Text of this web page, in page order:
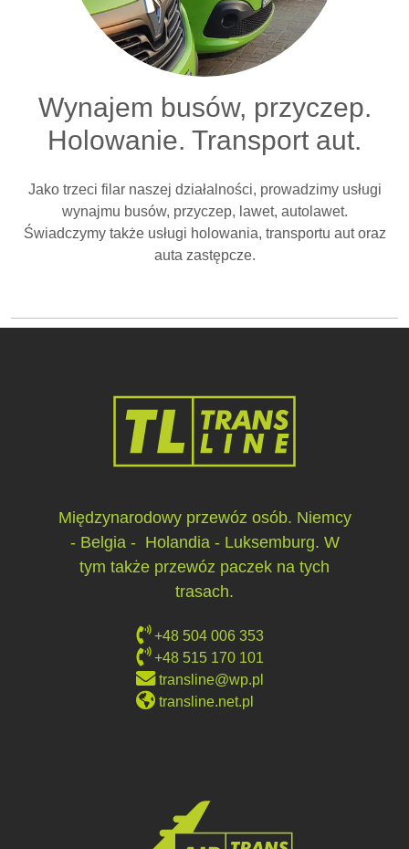
Wynajem busów, przyczep.
Holowanie. Transport aut.
Jako trzeci filar naszej działalności, prowadzimy usługi
wynajmu busów, przyczep, lawet, autolawet.
Świadczymy także usługi holowania, transportu aut oraz
auta zastępcze.
Międzynarodowy przewóz osób. Niemcy
- Belgia - Holandia - Luksemburg. W
tym także przewóz paczek na tych
trasach.
+48 504 006 353
+48 515 170 101
transline@wp.pl
transline.net.pl